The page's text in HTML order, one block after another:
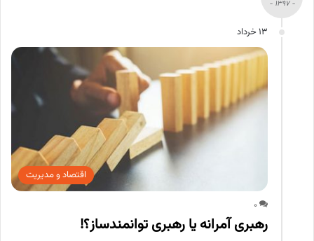
- 1397 -
13 خرداد
اقتصاد و مدیریت
0
رهبری آمرانه یا رهبری توانمندساز؟!